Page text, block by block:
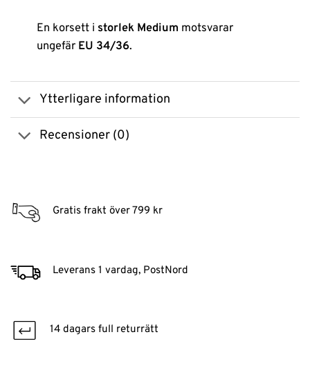
En korsett i storlek Medium motsvarar
ungefär EU 34/36.
Ytterligare information
Recensioner (0)
Gratis frakt över 799 kr
Leverans 1 vardag, PostNord
14 dagars full returrätt